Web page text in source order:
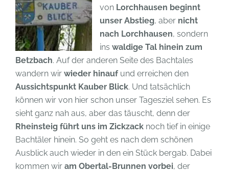
von Lorchhausen beginnt
unser Abstieg, aber nicht
nach Lorchhausen, sondern
ins waldige Tal hinein zum
Betzbach. Auf der anderen Seite des Bachtales
wandern wir wieder hinaufund erreichen den
Aussichtspunkt Kauber Blick. Und tatsächlich
können wir von hier schon unser Tagesziel sehen. Es
sieht ganz nah aus, aber das täuscht, denn der
Rheinsteig führt uns im Zickzack noch tief in einige
Bachtäler hinein. So geht es nach dem schönen
Ausblick auch wieder in den ein Stück bergab. Dabei
kommen wir am Obertal-Brunnen vorbei, der